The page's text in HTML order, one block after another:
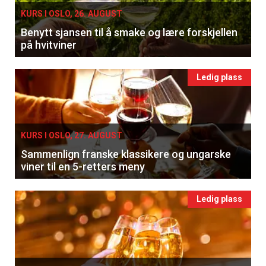
KURS I OSLO, 26. AUGUST
Benytt sjansen til å smake og lære forskjellen
på hvitviner
Ledig plass
KURS I OSLO, 27. AUGUST
Sammenlign franske klassikere og ungarske
viner til en 5-retters meny
Ledig plass